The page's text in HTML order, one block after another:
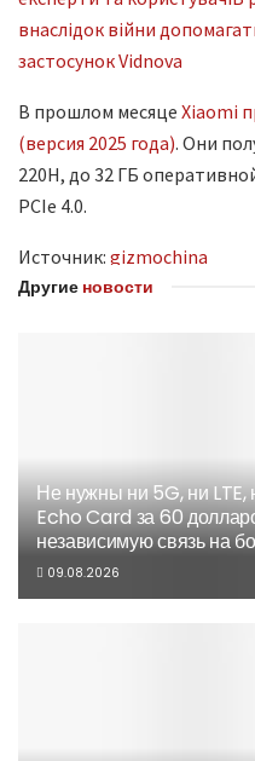
внаслідок війни
застосунок Vidnova
В прошлом месяце Xiaomi
(версия 2025 года). Они
220H, до 32 ГБ
PCIe 4.0.
Источник: gizmochina
Другие новости
Не нужны ни 5G, ни
Echo Card за 60
независимую связь на
09.08.2026